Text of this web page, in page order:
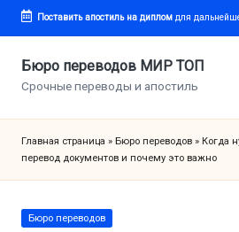
Перейти
содержимому
Поставить апостиль на дипломдля
Бюро переводов МИР ТОП
Срочные переводы и апостиль
Главная страница » Бюро переводов » Когда
перевод документов и почему это важно
Опубликовано
Бюро переводов